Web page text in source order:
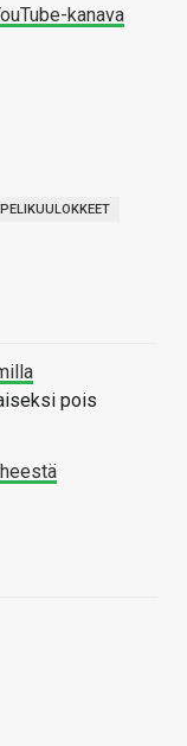
kanava
pois